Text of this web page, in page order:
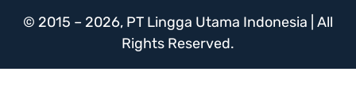
© 2015 – 2026, PT Lingga Utama Indonesia | All
Rights Reserved.